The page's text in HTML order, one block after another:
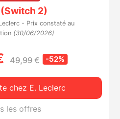
2)
- Prix constaté au
(30/06/2026)
49,99 € -52%
chez E. Leclerc
les offres